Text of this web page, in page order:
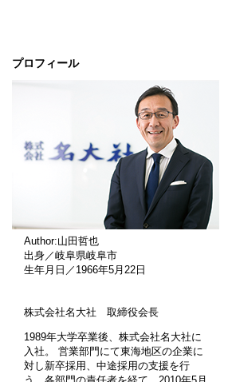
プロフィール
Author:山田哲也
出身／岐阜県岐阜市
生年月日／1966年5月22日
株式会社名大社 取締役会長
1989年大学卒業後、株式会社名大社に
入社。 営業部門にて東海地区の企業に
対し新卒採用、中途採用の支援を行